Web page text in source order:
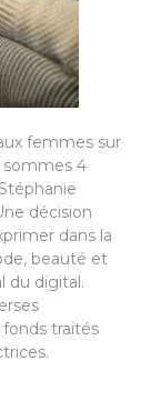
femmes sur
sommes 4
décision
dans la
beauté et
du digital.
traités